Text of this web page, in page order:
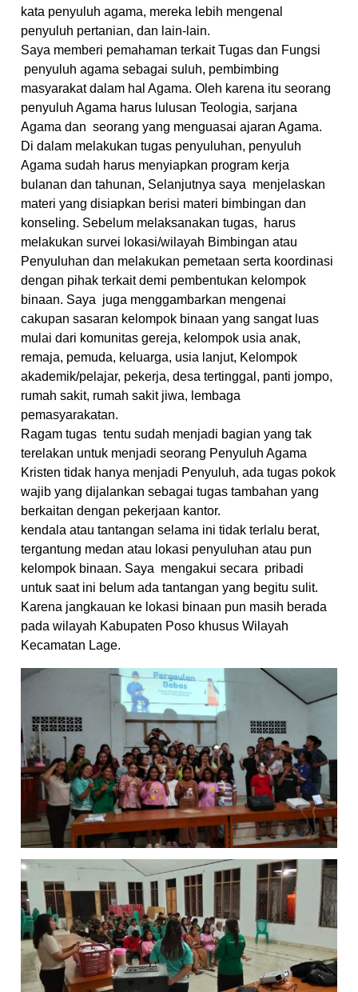
kata penyuluh agama, mereka lebih mengenal
penyuluh pertanian, dan lain-lain.
Saya memberi pemahaman terkait Tugas dan Fungsi
penyuluh agama sebagai suluh, pembimbing
masyarakat dalam hal Agama. Oleh karena itu seorang
penyuluh Agama harus lulusan Teologia, sarjana
Agama dan seorang yang menguasai ajaran Agama.
Di dalam melakukan tugas penyuluhan, penyuluh
Agama sudah harus menyiapkan program kerja
bulanan dan tahunan, Selanjutnya saya menjelaskan
materi yang disiapkan berisi materi bimbingan dan
konseling. Sebelum melaksanakan tugas, harus
melakukan survei lokasi/wilayah Bimbingan atau
Penyuluhan dan melakukan pemetaan serta koordinasi
dengan pihak terkait demi pembentukan kelompok
binaan. Saya juga menggambarkan mengenai
cakupan sasaran kelompok binaan yang sangat luas
mulai dari komunitas gereja, kelompok usia anak,
remaja, pemuda, keluarga, usia lanjut, Kelompok
akademik/pelajar, pekerja, desa tertinggal, panti jompo,
rumah sakit, rumah sakit jiwa, lembaga
pemasyarakatan.
Ragam tugas tentu sudah menjadi bagian yang tak
terelakan untuk menjadi seorang Penyuluh Agama
Kristen tidak hanya menjadi Penyuluh, ada tugas pokok
wajib yang dijalankan sebagai tugas tambahan yang
berkaitan dengan pekerjaan kantor.
kendala atau tantangan selama ini tidak terlalu berat,
tergantung medan atau lokasi penyuluhan atau pun
kelompok binaan. Saya mengakui secara pribadi
untuk saat ini belum ada tantangan yang begitu sulit.
Karena jangkauan ke lokasi binaan pun masih berada
pada wilayah Kabupaten Poso khusus Wilayah
Kecamatan Lage.